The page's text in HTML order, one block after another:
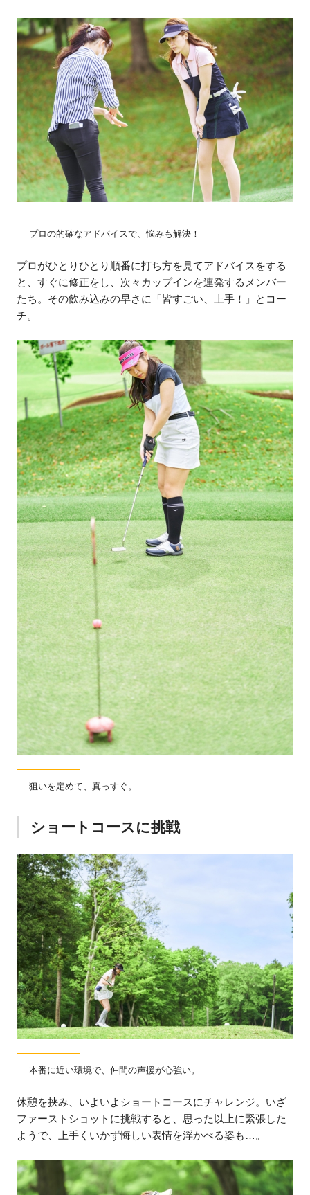
プロの的確なアドバイスで、悩みも解決！
プロがひとりひとり順番に打ち方を見てアドバイスをする
と、すぐに修正をし、次々カップインを連発するメンバー
たち。その飲み込みの早さに「皆すごい、上手！」とコー
チ。
狙いを定めて、真っすぐ。
ショートコースに挑戦
本番に近い環境で、仲間の声援が心強い。
休憩を挟み、いよいよショートコースにチャレンジ。いざ
ファーストショットに挑戦すると、思った以上に緊張した
ようで、上手くいかず悔しい表情を浮かべる姿も…。